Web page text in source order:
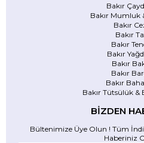
Bakır
Bakır Mumluk
Bakır
Bakır
Bakır
Bakır
Bakır
Bakır
Bakır
Bakır Tütsülük &
BİZDEN
Bültenimize Üye Olun ! Tüm
Haberiniz